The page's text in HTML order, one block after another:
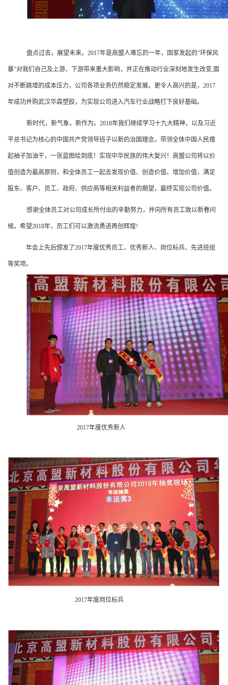
盘点过去，展望未来。2017年是高盟人难忘的一年，国家发起的"环保风
暴"对我们自己及上游、下游带来重大影响，并正在推动行业深刻地发生改变,面
对不断跳增的成本压力，公司各项业务仍然稳定发展。更令人高兴的是，2017
年成功并购武汉华森塑胶，为实现公司进入汽车行业战略打下良好基础。
新时代，新气象，新作为。2018年我们继续学习十九大精神，以及习近
平总书记为核心的中国共产党领导班子以新的治国理念，带领全体中国人民撸
起袖子加油干，一张蓝图绘到底！实现中华民族的伟大复兴！高盟公司将以价
值创造为最高原则，和全体员工一起去发现价值、创造价值、增加价值，满足
股东、客户、员工、政府、供应商等相关利益者的期望，最终实现公司价值。
感谢全体员工对公司成长所付出的辛勤努力，并向所有员工致以新春问
候。希望2018年，员工们可以激流勇进再创辉煌!
年会上先后颁发了2017年度优秀员工、优秀新人、岗位标兵、先进班组
等奖项。
2017年度优秀新人
2017年度岗位标兵